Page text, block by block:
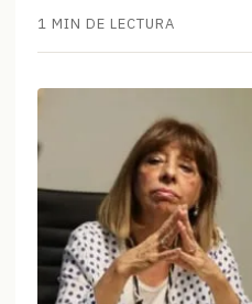
1 MIN DE LECTURA